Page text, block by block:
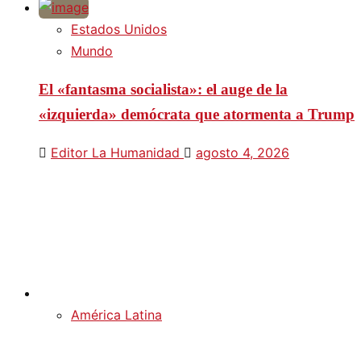
Estados Unidos
Mundo
El «fantasma socialista»: el auge de la
«izquierda» demócrata que atormenta a Trump
Editor La Humanidad agosto 4, 2026
América Latina